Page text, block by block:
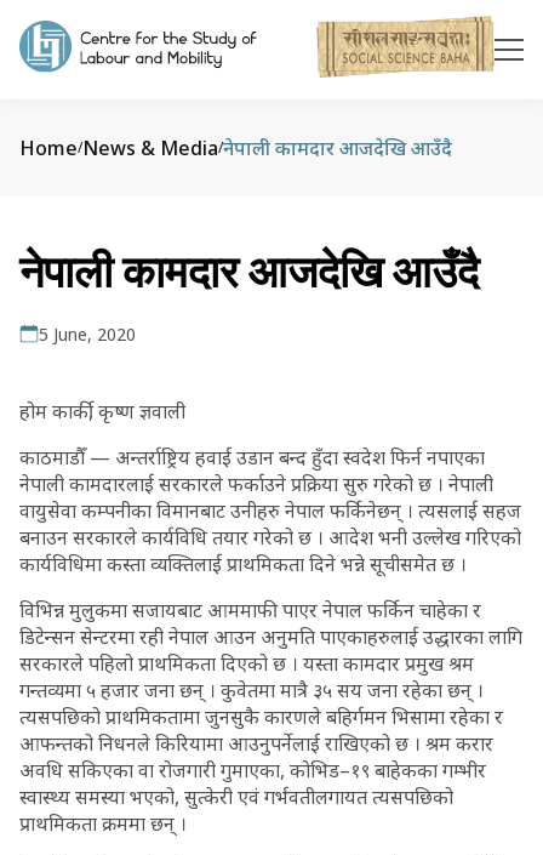
Home/News & Media/नेपाली कामदार आजदेखि आउँदै
नेपाली कामदार आजदेखि आउँदै
5 June, 2020
होम कार्की, कृष्ण ज्ञवाली
काठमाडौँ — अन्तर्राष्ट्रिय हवाई उडान बन्द हुँदा स्वदेश फिर्न नपाएका
नेपाली कामदारलाई सरकारले फर्काउने प्रक्रिया सुरु गरेको छ । नेपाली
वायुसेवा कम्पनीका विमानबाट उनीहरु नेपाल फर्किनेछन् । त्यसलाई सहज
बनाउन सरकारले कार्यविधि तयार गरेको छ । आदेश भनी उल्लेख गरिएको
कार्यविधिमा कस्ता व्यक्तिलाई प्राथमिकता दिने भन्ने सूचीसमेत छ ।
विभिन्न मुलुकमा सजायबाट आममाफी पाएर नेपाल फर्किन चाहेका र
डिटेन्सन सेन्टरमा रही नेपाल आउन अनुमति पाएकाहरुलाई उद्धारका लागि
सरकारले पहिलो प्राथमिकता दिएको छ । यस्ता कामदार प्रमुख श्रम
गन्तव्यमा ५ हजार जना छन् । कुवेतमा मात्रै ३५ सय जना रहेका छन् ।
त्यसपछिको प्राथमिकतामा जुनसुकै कारणले बहिर्गमन भिसामा रहेका र
आफन्तको निधनले किरियामा आउनुपर्नेलाई राखिएको छ । श्रम करार
अवधि सकिएका वा रोजगारी गुमाएका, कोभिड–१९ बाहेकका गम्भीर
स्वास्थ्य समस्या भएको, सुत्केरी एवं गर्भवतीलगायत त्यसपछिको
प्राथमिकता क्रममा छन् ।